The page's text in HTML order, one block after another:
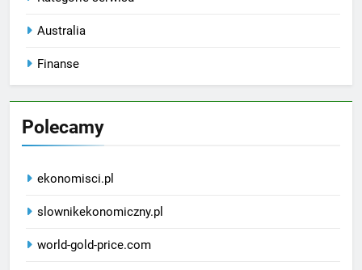
Australia
Finanse
Polecamy
ekonomisci.pl
slownikekonomiczny.pl
world-gold-price.com